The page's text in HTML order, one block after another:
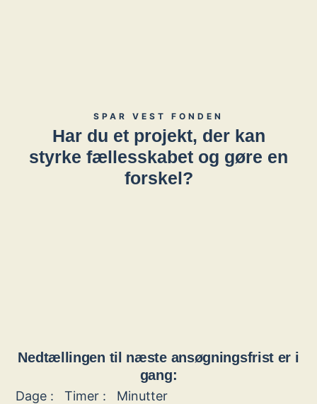
SPAR VEST FONDEN
Har du et projekt, der kan
styrke fællesskabet og gøre en
forskel?
Nedtællingen til næste ansøgningsfrist er i
gang:
Dage : Timer : Minutter